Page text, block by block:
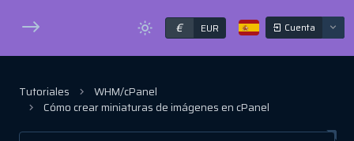
€ EUR Cuenta
Tutoriales
WHM/cPanel
Cómo crear miniaturas de imágenes en cPanel